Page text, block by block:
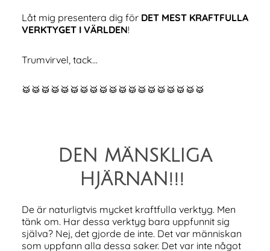
Låt mig presentera dig för DET MEST KRAFTFULLA
VERKTYGET I VÄRLDEN!
Trumvirvel, tack…
🥁🥁🥁🥁🥁🥁🥁🥁🥁🥁🥁🥁🥁🥁🥁🥁🥁🥁🥁
DEN MÄNSKLIGA
HJÄRNAN!!!
De är naturligtvis mycket kraftfulla verktyg. Men
tänk om. Har dessa verktyg bara uppfunnit sig
själva? Nej, det gjorde de inte. Det var människan
som uppfann alla dessa saker. Det var inte något